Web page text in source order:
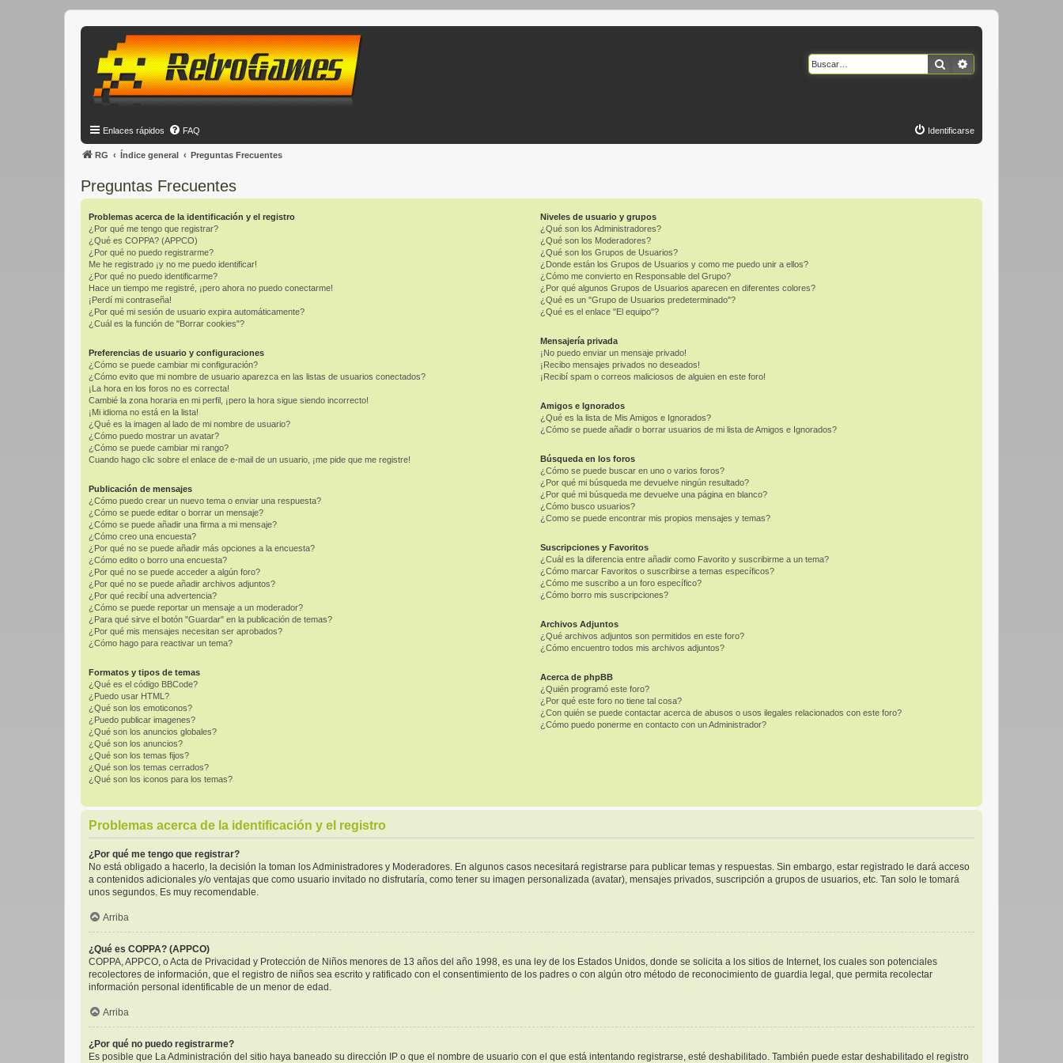
Buscar
Enlaces rápidos FAQ Identificarse
RG Índice general Preguntas Frecuentes
Preguntas Frecuentes
Problemas acerca de la identificación y el registro
¿Por qué me tengo que registrar?
¿Qué es COPPA? (APPCO)
¿Por qué no puedo registrarme?
Me he registrado ¡y no me puedo identificar!
¿Por qué no puedo identificarme?
Hace un tiempo me registré, ¡pero ahora no puedo conectarme!
¡Perdí mi contraseña!
¿Por qué mi sesión de usuario expira automáticamente?
¿Cuál es la función de "Borrar cookies"?
Preferencias de usuario y configuraciones
¿Cómo se puede cambiar mi configuración?
¿Cómo evito que mi nombre de usuario aparezca en las listas de usuarios conectados?
¡La hora en los foros no es correcta!
Cambié la zona horaria en mi perfil, ¡pero la hora sigue siendo incorrecto!
¡Mi idioma no está en la lista!
¿Qué es la imagen al lado de mi nombre de usuario?
¿Cómo puedo mostrar un avatar?
¿Cómo se puede cambiar mi rango?
Cuando hago clic sobre el enlace de e-mail de un usuario, ¡me pide que me registre!
Publicación de mensajes
¿Cómo puedo crear un nuevo tema o enviar una respuesta?
¿Cómo se puede editar o borrar un mensaje?
¿Cómo se puede añadir una firma a mi mensaje?
¿Cómo creo una encuesta?
¿Por qué no se puede añadir más opciones a la encuesta?
¿Cómo edito o borro una encuesta?
¿Por qué no se puede acceder a algún foro?
¿Por qué no se puede añadir archivos adjuntos?
¿Por qué recibí una advertencia?
¿Cómo se puede reportar un mensaje a un moderador?
¿Para qué sirve el botón "Guardar" en la publicación de temas?
¿Por qué mis mensajes necesitan ser aprobados?
¿Cómo hago para reactivar un tema?
Formatos y tipos de temas
¿Qué es el código BBCode?
¿Puedo usar HTML?
¿Qué son los emoticonos?
¿Puedo publicar imagenes?
¿Qué son los anuncios globales?
¿Qué son los anuncios?
¿Qué son los temas fijos?
¿Qué son los temas cerrados?
¿Qué son los iconos para los temas?
Niveles de usuario y grupos
¿Qué son los Administradores?
¿Qué son los Moderadores?
¿Qué son los Grupos de Usuarios?
¿Donde están los Grupos de Usuarios y como me puedo unir a ellos?
¿Cómo me convierto en Responsable del Grupo?
¿Por qué algunos Grupos de Usuarios aparecen en diferentes colores?
¿Qué es un "Grupo de Usuarios predeterminado"?
¿Qué es el enlace "El equipo"?
Mensajería privada
¡No puedo enviar un mensaje privado!
¡Recibo mensajes privados no deseados!
¡Recibí spam o correos maliciosos de alguien en este foro!
Amigos e Ignorados
¿Qué es la lista de Mis Amigos e Ignorados?
¿Cómo se puede añadir o borrar usuarios de mi lista de Amigos e Ignorados?
Búsqueda en los foros
¿Cómo se puede buscar en uno o varios foros?
¿Por qué mi búsqueda me devuelve ningún resultado?
¿Por qué mi búsqueda me devuelve una página en blanco?
¿Cómo busco usuarios?
¿Como se puede encontrar mis propios mensajes y temas?
Suscripciones y Favoritos
¿Cuál es la diferencia entre añadir como Favorito y suscribirme a un tema?
¿Cómo marcar Favoritos o suscribirse a temas específicos?
¿Cómo me suscribo a un foro específico?
¿Cómo borro mis suscripciones?
Archivos Adjuntos
¿Qué archivos adjuntos son permitidos en este foro?
¿Cómo encuentro todos mis archivos adjuntos?
Acerca de phpBB
¿Quién programó este foro?
¿Por qué este foro no tiene tal cosa?
¿Con quién se puede contactar acerca de abusos o usos ilegales relacionados con este foro?
¿Cómo puedo ponerme en contacto con un Administrador?
Problemas acerca de la identificación y el registro
¿Por qué me tengo que registrar?
No está obligado a hacerlo, la decisión la toman los Administradores y Moderadores. En algunos casos necesitará registrarse para publicar temas y respuestas. Sin embargo, estar registrado le dará acceso
a contenidos adicionales y/o ventajas que como usuario invitado no disfrutaría, como tener su imagen personalizada (avatar), mensajes privados, suscripción a grupos de usuarios, etc. Tan solo le tomará
unos segundos. Es muy recomendable.
Arriba
¿Qué es COPPA? (APPCO)
COPPA, APPCO, o Acta de Privacidad y Protección de Niños menores de 13 años del año 1998, es una ley de los Estados Unidos, donde se solicita a los sitios de Internet, los cuales son potenciales
recolectores de información, que el registro de niños sea escrito y ratificado con el consentimiento de los padres o con algún otro método de reconocimiento de guardia legal, que permita recolectar
información personal identificable de un menor de edad.
Arriba
¿Por qué no puedo registrarme?
Es posible que La Administración del sitio haya baneado su dirección IP o que el nombre de usuario con el que está intentando registrarse, esté deshabilitado. También puede estar deshabilitado el registro